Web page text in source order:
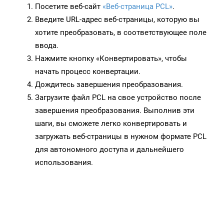
Посетите веб-сайт «Веб-страница PCL».
Введите URL-адрес веб-страницы, которую вы
хотите преобразовать, в соответствующее поле
ввода.
Нажмите кнопку «Конвертировать», чтобы
начать процесс конвертации.
Дождитесь завершения преобразования.
Загрузите файл PCL на свое устройство после
завершения преобразования. Выполнив эти
шаги, вы сможете легко конвертировать и
загружать веб-страницы в нужном формате PCL
для автономного доступа и дальнейшего
использования.